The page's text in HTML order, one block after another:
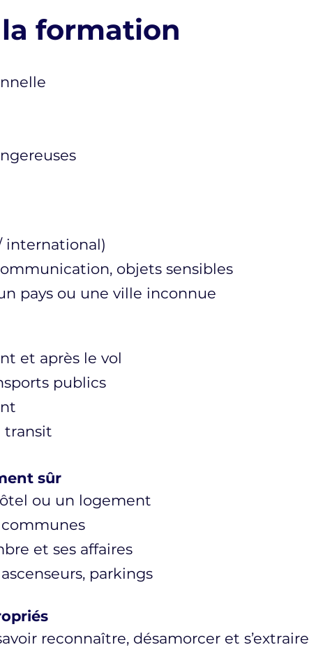
formation
international)
objets sensibles
pays ou une ville inconnue
et après le vol
publics
transit
sûr
ou un logement
communes
et ses affaires
parkings
reconnaître, désamorcer et s’extraire